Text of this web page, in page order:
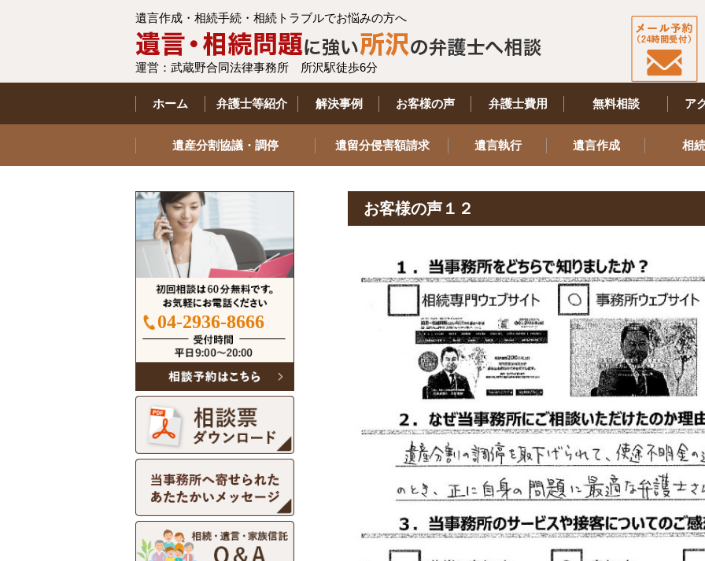
遺言作成・相続手続・相続トラブルでお悩みの方へ
運営：武蔵野合同法律事務所 所沢駅徒歩6分
ホーム 弁護士等紹介 解決事例 お客様の声 弁護士費用 無料相談 ア
遺産分割協議・調停 遺留分侵害額請求 遺言執行 遺言作成 相
お客様の声１２
04-2936-8666